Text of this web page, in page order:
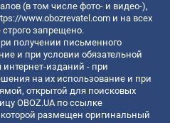
(в том числе фото- и видео-),
www.obozrevatel.com и на всех
запрещено.
получении письменного
и при условии обязательной
интернет-изданий - при
на их использование и при
открытой для поисковых
OBOZ.UA по ссылке
которой размещен оригинальный